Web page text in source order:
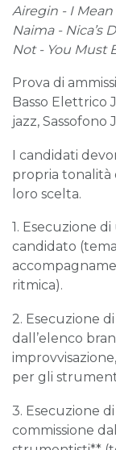
Airegin - I Mean
Naima - Nica’s D
Not-You Must
Prova di
Basso Elettrico
jazz, Sassofono
I candidati
propria tonalità
loro scelta.
1. Esecuzione
candidato
ritmica).
2. Esecuzione
dall’elenco
per gli
3. Esecuzione
commissione